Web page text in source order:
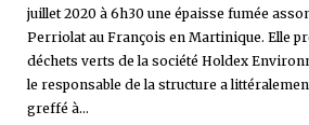
juillet 2020 à 6h30 une épaisse fumée
Perriolat au François en Martinique. Elle
déchets verts de la société Holdex
le responsable de la structure a
greffé à...